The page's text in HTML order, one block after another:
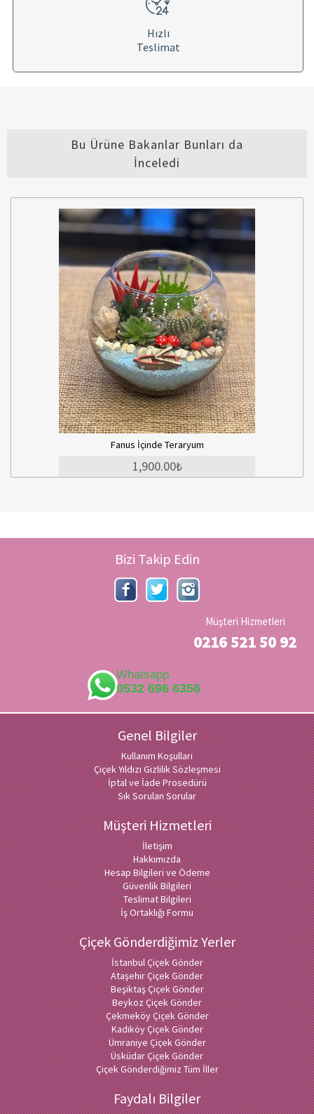
Hızlı
Teslimat
Bu Ürüne Bakanlar Bunları da
İnceledi
Fanus İçinde Teraryum
1,900.00₺
Bizi Takip Edin
Müşteri Hizmetleri
0216 521 50 92
Whatsapp
0532 696 6356
Genel Bilgiler
Kullanım Koşulları
Çiçek Yıldızı Gizlilik Sözleşmesi
İptal ve İade Prosedürü
Sık Sorulan Sorular
Müşteri Hizmetleri
İletişim
Hakkımızda
Hesap Bilgileri ve Ödeme
Güvenlik Bilgileri
Teslimat Bilgileri
İş Ortaklığı Formu
Çiçek Gönderdiğimiz Yerler
İstanbul Çiçek Gönder
Ataşehir Çiçek Gönder
Beşiktaş Çiçek Gönder
Beykoz Çiçek Gönder
Çekmeköy Çiçek Gönder
Kadıköy Çiçek Gönder
Ümraniye Çiçek Gönder
Üsküdar Çiçek Gönder
Çiçek Gönderdiğimiz Tüm İller
Faydalı Bilgiler